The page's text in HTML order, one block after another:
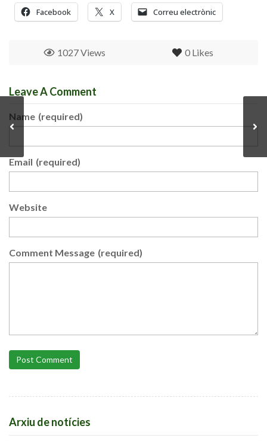
Facebook X Correu electrònic
0 Likes
1027 Views
Leave A Comment
Name (required)
Email (required)
Website
Comment Message (required)
Post Comment
Arxiu de notícies